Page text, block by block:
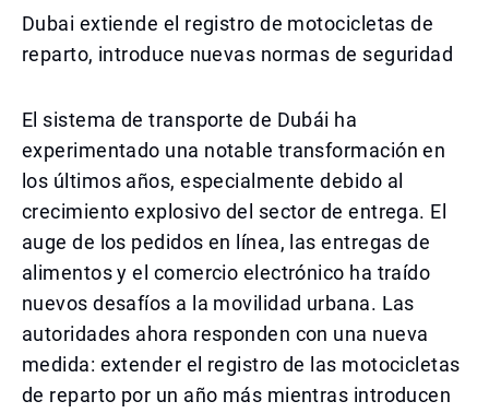
Dubai extiende el registro de motocicletas de
reparto, introduce nuevas normas de seguridad
El sistema de transporte de Dubái ha
experimentado una notable transformación en
los últimos años, especialmente debido al
crecimiento explosivo del sector de entrega. El
auge de los pedidos en línea, las entregas de
alimentos y el comercio electrónico ha traído
nuevos desafíos a la movilidad urbana. Las
autoridades ahora responden con una nueva
medida: extender el registro de las motocicletas
de reparto por un año más mientras introducen